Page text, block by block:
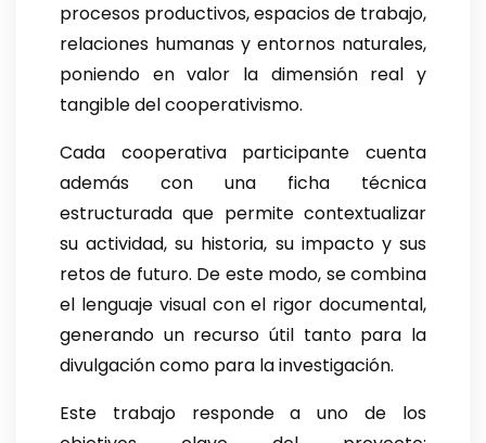
procesos productivos, espacios de trabajo,
relaciones humanas y entornos naturales,
poniendo en valor la dimensión real y
tangible del cooperativismo.
Cada cooperativa participante cuenta
además con una ficha técnica
estructurada que permite contextualizar
su actividad, su historia, su impacto y sus
retos de futuro. De este modo, se combina
el lenguaje visual con el rigor documental,
generando un recurso útil tanto para la
divulgación como para la investigación.
Este trabajo responde a uno de los